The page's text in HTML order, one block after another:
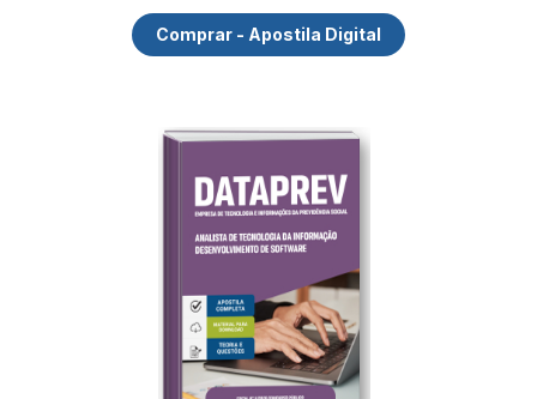
Comprar - Apostila Digital